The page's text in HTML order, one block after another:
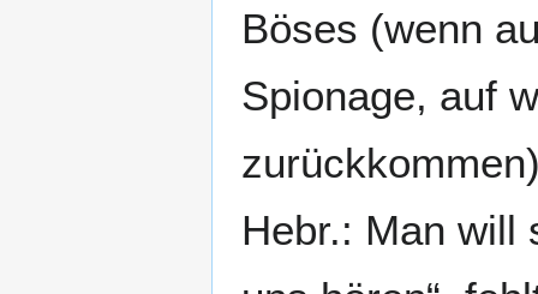
Böses (wenn
Spionage, auf
Hebr.: Man will